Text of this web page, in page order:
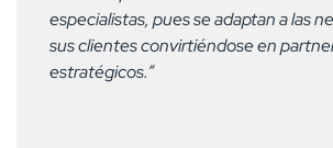
especialistas, pues se adaptan a las
sus clientes convirtiéndose en
estratégicos.”